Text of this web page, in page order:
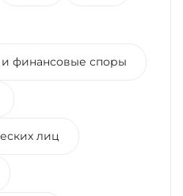
финансовые споры
лиц